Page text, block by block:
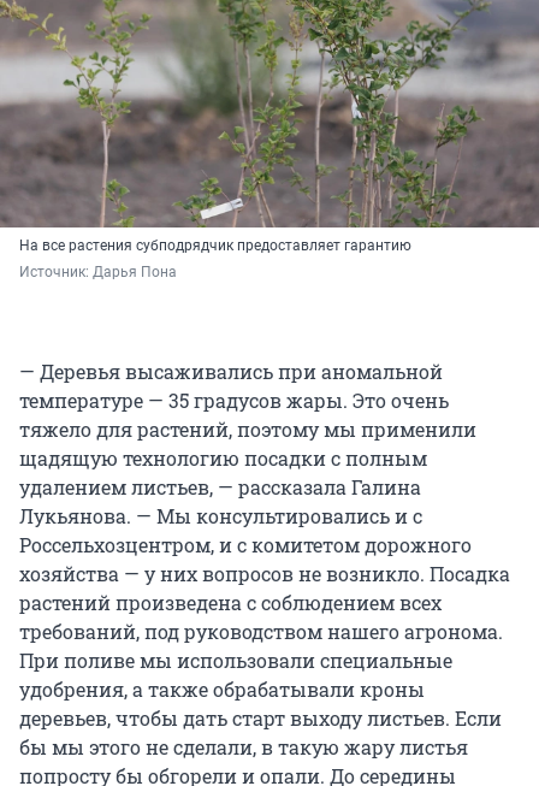
На все растения субподрядчик предоставляет гарантию
Источник: Дарья Пона
— Деревья высаживались при аномальной
температуре — 35 градусов жары. Это очень
тяжело для растений, поэтому мы применили
щадящую технологию посадки с полным
удалением листьев, — рассказала Галина
Лукьянова. — Мы консультировались и с
Россельхозцентром, и с комитетом дорожного
хозяйства — у них вопросов не возникло. Посадка
растений произведена с соблюдением всех
требований, под руководством нашего агронома.
При поливе мы использовали специальные
удобрения, а также обрабатывали кроны
деревьев, чтобы дать старт выходу листьев. Если
бы мы этого не сделали, в такую жару листья
попросту бы обгорели и опали. До середины